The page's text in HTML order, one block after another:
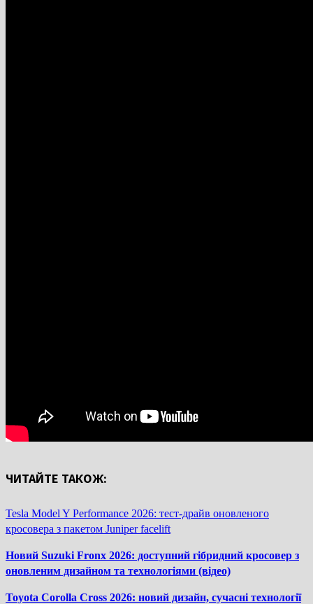
ЧИТАЙТЕ ТАКОЖ:
Tesla Model Y Performance 2026: тест-драйв оновленого
кросовера з пакетом Juniper facelift
Новий Suzuki Fronx 2026: доступний гібридний кросовер з
оновленим дизайном та технологіями (відео)
Toyota Corolla Cross 2026: новий дизайн, сучасні технології